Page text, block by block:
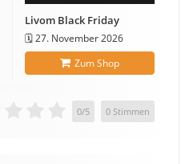
Livom Black Friday
🗓️27. November 2026
Zum Shop
0/5 0Stimmen